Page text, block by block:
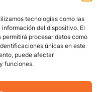
tecnologías como las
del dispositivo. El
procesar datos como
únicas en este
puede afectar
funciones.
o reembolsos